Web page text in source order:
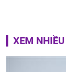
XEM